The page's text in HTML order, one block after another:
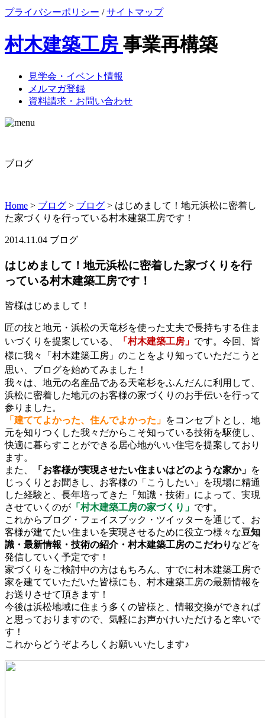
プライバシーポリシー /サイトマップ
村木建築工房 事業再構築
見学会・イベント情報
メルマガ登録
資料請求・お問い合わせ
ブログ
Home > ブログ > ブログ > はじめまして！地元浜松に密着し
た家づくりを行っている村木建築工房です！
2014.11.04 ブログ
はじめまして！地元浜松に密着した家づくりを行
っている村木建築工房です！
皆様はじめまして！
匠の技と地元・浜松の天竜杉を使った丈夫で長持ちする住ま
いづくりを提案している、
「村木建築工房」 です。 今回、皆
様に我々「村木建築工房」のことをより知っていただこうと
思い、ブログを始めてみました！
我々は、地元の名産品である天竜杉をふんだんに利用して、
浜松に密着した地元のお客様の家づくりのお手伝いを行って
参りました。
「建ててよかった、住んでよかった」 をコンセプトとし、地
元を知りつくした我々だからこそ知っている技術を駆使し、
快適に暮らすことができる居心地がいい住宅を提案しており
ます。
また、
「お客様が実現させたい住まいはどのような家か」 を
じっくりとお聞きし、お客様の「こうしたい」を現場に精通
した経験と、長年培ってきた「知識・技術」によって、実現
させていくのが 「村木建築工房の家づくり」 です。
これからブログ・フェイスブック・ツイッターを通じて、お
客様が建てたい住まいを実現させるために役立つ様々な豆知
識・最新情報・技術の紹介・村木建築工房のこだわり などを
発信していく予定です！
家づくりをご検討中の方はもちろん、すでに村木建築工房で
家を建てていただいた皆様にも、村木建築工房の最新情報を
お送りさせて頂きます！
今後は浜松地域に住まう多くの皆様と、情報交換ができれば
と思っておりますので、気軽にお声かけいただけると幸いで
す！
これからどうぞよろしくお願いいたします♪